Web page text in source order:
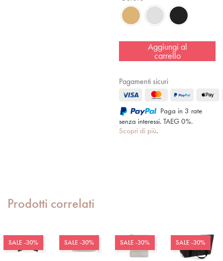
Aggiungi al
carrello
Pagamenti sicuri
Paga in 3 rate
senza interessi. TAEG 0%.
Scopri di più.
Prodotti correlati
SALE -30% SALE -30% SALE -30% SALE -30%